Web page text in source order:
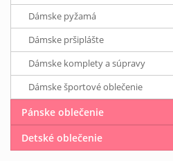
Dámske pyžamá
Dámske pršiplášte
Dámske komplety a súpravy
Dámske športové oblečenie
Pánske oblečenie
Detské oblečenie